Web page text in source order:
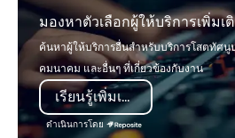
มองหาตัวเลือกผู้ให้บริการเพิ่มเ
ค้นหาผู้ให้บริการอื่นสำหรับบริการโสตทัศนู
คมนาคม และอื่นๆ ที่เกี่ยวข้องกับงาน
เรียนรู้เพิ่มเติม
ดำเนินการโดย